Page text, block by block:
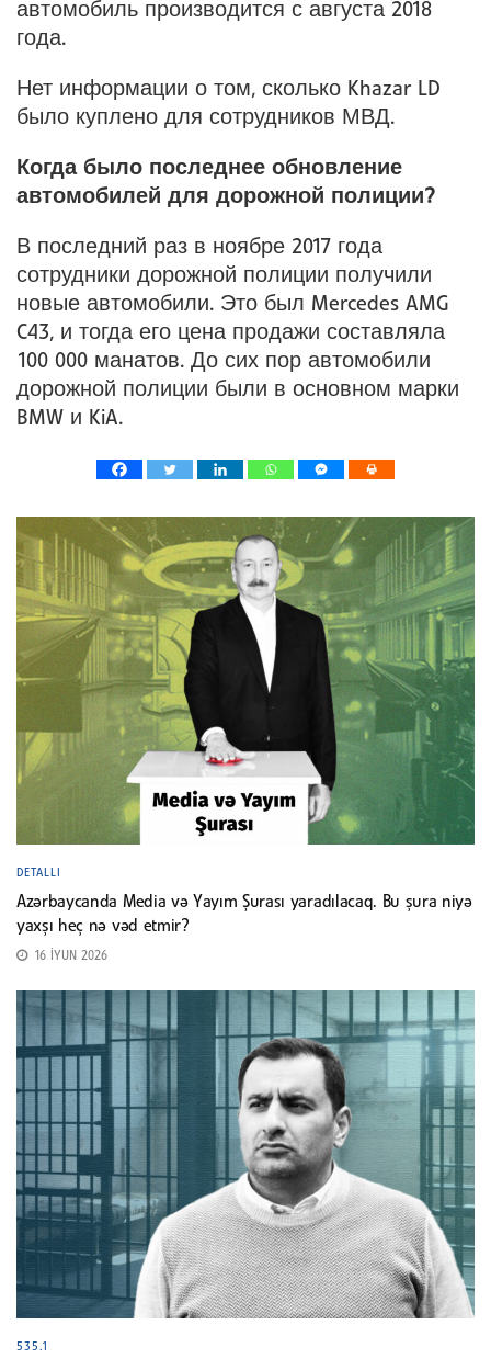
автомобиль производится с августа 2018
года.
Нет информации о том, сколько Khazar LD
было куплено для сотрудников МВД.
Когда было последнее обновление
автомобилей для дорожной полиции?
В последний раз в ноябре 2017 года
сотрудники дорожной полиции получили
новые автомобили. Это был Mercedes AMG
C43, и тогда его цена продажи составляла
100 000 манатов. До сих пор автомобили
дорожной полиции были в основном марки
BMW и KiA.
DETALLI
Azərbaycanda Media və Yayım Şurası yaradılacaq. Bu şura niyə
yaxşı heç nə vəd etmir?
16 İYUN 2026
535.1